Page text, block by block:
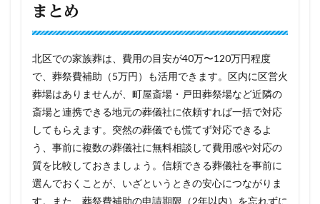
まとめ
北区での家族葬は、費用の目安が40万〜120万円程度
で、葬祭費補助（5万円）も活用できます。区内に区営火
葬場はありませんが、町屋斎場・戸田葬祭場など近隣の
斎場と連携できる地元の葬儀社に依頼すれば一括で対応
してもらえます。突然の葬儀でも慌てず対応できるよ
う、事前に複数の葬儀社に無料相談して費用感や対応の
質を比較しておきましょう。信頼できる葬儀社を事前に
選んでおくことが、いざというときの安心につながりま
す。また、葬祭費補助の申請期限（2年以内）を忘れずに